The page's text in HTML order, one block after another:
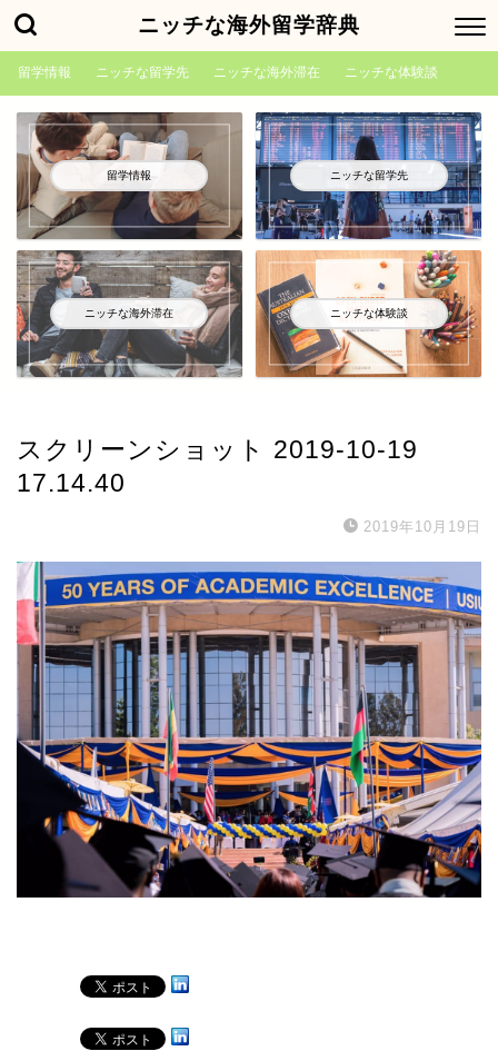
ニッチな海外留学辞典
留学情報 ニッチな留学先 ニッチな海外滞在 ニッチな体験談
留学情報 ニッチな留学先
ニッチな海外滞在 ニッチな体験談
スクリーンショット 2019-10-19
17.14.40
2019年10月19日